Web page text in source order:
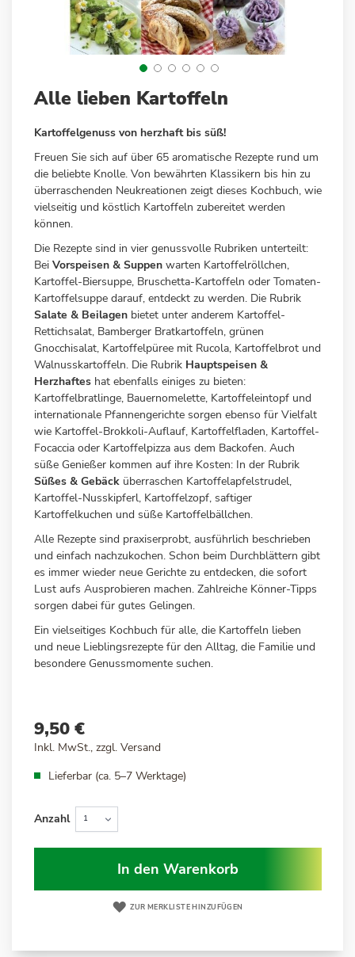
Anfang
Bildergalerie
springen
Alle lieben Kartoffeln
Kartoffelgenuss von herzhaft bis süß!
Freuen Sie sich auf über 65 aromatische Rezepte rund um
die beliebte Knolle. Von bewährten Klassikern bis hin zu
überraschenden Neukreationen zeigt dieses Kochbuch, wie
vielseitig und köstlich Kartoffeln zubereitet werden
können.
Die Rezepte sind in vier genussvolle Rubriken unterteilt:
Bei Vorspeisen & Suppenwarten Kartoffelröllchen,
Kartoffel-Biersuppe, Bruschetta-Kartoffeln oder Tomaten-
Kartoffelsuppe darauf, entdeckt zu werden. Die Rubrik
Salate & Beilagenbietet unter anderem Kartoffel-
Rettichsalat, Bamberger Bratkartoffeln, grünen
Gnocchisalat, Kartoffelpüree mit Rucola, Kartoffelbrot und
Walnusskartoffeln. Die Rubrik Hauptspeisen &
Herzhaftes hat ebenfalls einiges zu bieten:
Kartoffelbratlinge, Bauernomelette, Kartoffeleintopf und
internationale Pfannengerichte sorgen ebenso für Vielfalt
wie Kartoffel-Brokkoli-Auflauf, Kartoffelfladen, Kartoffel-
Focaccia oder Kartoffelpizza aus dem Backofen. Auch
süße Genießer kommen auf ihre Kosten: In der Rubrik
Süßes & Gebäcküberraschen Kartoffelapfelstrudel,
Kartoffel-Nusskipferl, Kartoffelzopf, saftiger
Kartoffelkuchen und süße Kartoffelbällchen.
Alle Rezepte sind praxiserprobt, ausführlich beschrieben
und einfach nachzukochen. Schon beim Durchblättern gibt
es immer wieder neue Gerichte zu entdecken, die sofort
Lust aufs Ausprobieren machen. Zahlreiche Könner-Tipps
sorgen dabei für gutes Gelingen.
Ein vielseitiges Kochbuch für alle, die Kartoffeln lieben
und neue Lieblingsrezepte für den Alltag, die Familie und
besondere Genussmomente suchen.
9,50 €
Inkl. MwSt., zzgl. Versand
Lieferbar (ca. 5–7 Werktage)
Anzahl
In den Warenkorb
ZUR MERKLISTE HINZUFÜGEN